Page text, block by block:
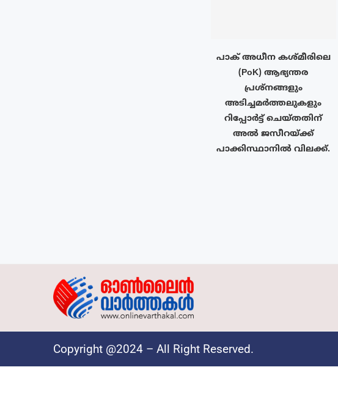
പാക് അധീന കശ്മീരിലെ
(PoK) ആഭ്യന്തര
പ്രശ്നങ്ങളും
അടിച്ചമർത്തലുകളും
റിപ്പോർട്ട് ചെയ്തതിന്
അൽ ജസീറയ്‌ക്ക്
പാക്കിസ്ഥാനിൽ വിലക്ക്.
Copyright @2024 – All Right Reserved.